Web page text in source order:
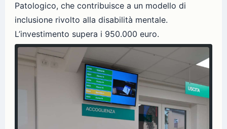
Patologico, che contribuisce a un modello di
inclusione rivolto alla disabilità mentale.
L’investimento supera i 950.000 euro.